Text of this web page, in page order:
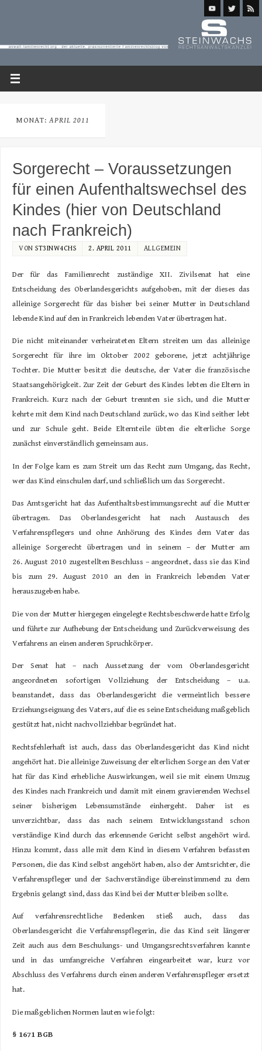
MONAT: APRIL 2011
Sorgerecht – Voraussetzungen
für einen Aufenthaltswechsel des
Kindes (hier von Deutschland
nach Frankreich)
VONST3INW4CHS 2. APRIL 2011 ALLGEMEIN
Der für das Familienrecht zuständige XII. Zivilsenat hat eine
Entscheidung des Oberlandesgerichts aufgehoben, mit der dieses das
alleinige Sorgerecht für das bisher bei seiner Mutter in Deutschland
lebende Kind auf den in Frankreich lebenden Vater übertragen hat.
Die nicht miteinander verheirateten Eltern streiten um das alleinige
Sorgerecht für ihre im Oktober 2002 geborene, jetzt achtjährige
Tochter. Die Mutter besitzt die deutsche, der Vater die französische
Staatsangehörigkeit. Zur Zeit der Geburt des Kindes lebten die Eltern in
Frankreich. Kurz nach der Geburt trennten sie sich, und die Mutter
kehrte mit dem Kind nach Deutschland zurück, wo das Kind seither lebt
und zur Schule geht. Beide Elternteile übten die elterliche Sorge
zunächst einverständlich gemeinsam aus.
In der Folge kam es zum Streit um das Recht zum Umgang, das Recht,
wer das Kind einschulen darf, und schließlich um das Sorgerecht.
Das Amtsgericht hat das Aufenthaltsbestimmungsrecht auf die Mutter
übertragen. Das Oberlandesgericht hat nach Austausch des
Verfahrenspflegers und ohne Anhörung des Kindes dem Vater das
alleinige Sorgerecht übertragen und in seinem – der Mutter am
26. August 2010 zugestellten Beschluss – angeordnet, dass sie das Kind
bis zum 29. August 2010 an den in Frankreich lebenden Vater
herauszugeben habe.
Die von der Mutter hiergegen eingelegte Rechtsbeschwerde hatte Erfolg
und führte zur Aufhebung der Entscheidung und Zurückverweisung des
Verfahrens an einen anderen Spruchkörper.
Der Senat hat – nach Aussetzung der vom Oberlandesgericht
angeordneten sofortigen Vollziehung der Entscheidung – u.a.
beanstandet, dass das Oberlandesgericht die vermeintlich bessere
Erziehungseignung des Vaters, auf die es seine Entscheidung maßgeblich
gestützt hat, nicht nachvollziehbar begründet hat.
Rechtsfehlerhaft ist auch, dass das Oberlandesgericht das Kind nicht
angehört hat. Die alleinige Zuweisung der elterlichen Sorge an den Vater
hat für das Kind erhebliche Auswirkungen, weil sie mit einem Umzug
des Kindes nach Frankreich und damit mit einem gravierenden Wechsel
seiner bisherigen Lebensumstände einhergeht. Daher ist es
unverzichtbar, dass das nach seinem Entwicklungsstand schon
verständige Kind durch das erkennende Gericht selbst angehört wird.
Hinzu kommt, dass alle mit dem Kind in diesem Verfahren befassten
Personen, die das Kind selbst angehört haben, also der Amtsrichter, die
Verfahrenspfleger und der Sachverständige übereinstimmend zu dem
Ergebnis gelangt sind, dass das Kind bei der Mutter bleiben sollte.
Auf verfahrensrechtliche Bedenken stieß auch, dass das
Oberlandesgericht die Verfahrenspflegerin, die das Kind seit längerer
Zeit auch aus dem Beschulungs- und Umgangsrechtsverfahren kannte
und in das umfangreiche Verfahren eingearbeitet war, kurz vor
Abschluss des Verfahrens durch einen anderen Verfahrenspfleger ersetzt
hat.
Die maßgeblichen Normen lauten wie folgt:
§ 1671 BGB